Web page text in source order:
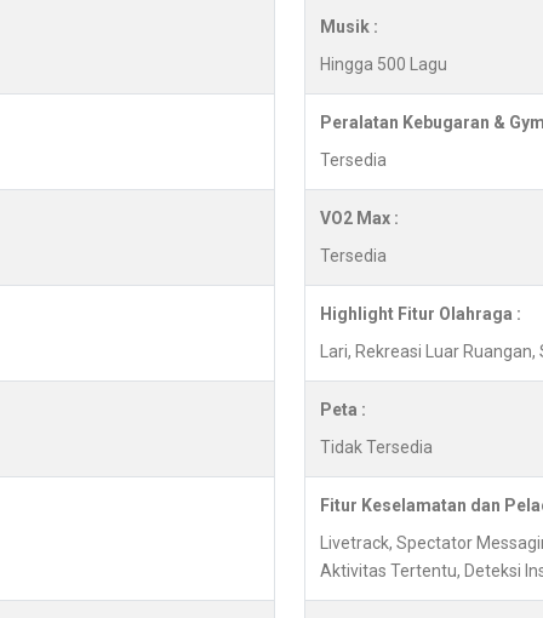
Musik :
Hingga 500 Lagu
Peralatan Kebugaran &
Tersedia
VO2 Max :
Tersedia
Highlight Fitur Olahraga :
Lari, Rekreasi Luar
Peta :
Tidak Tersedia
Fitur Keselamatan dan
Livetrack, Spectator
Aktivitas Tertentu, Deteksi